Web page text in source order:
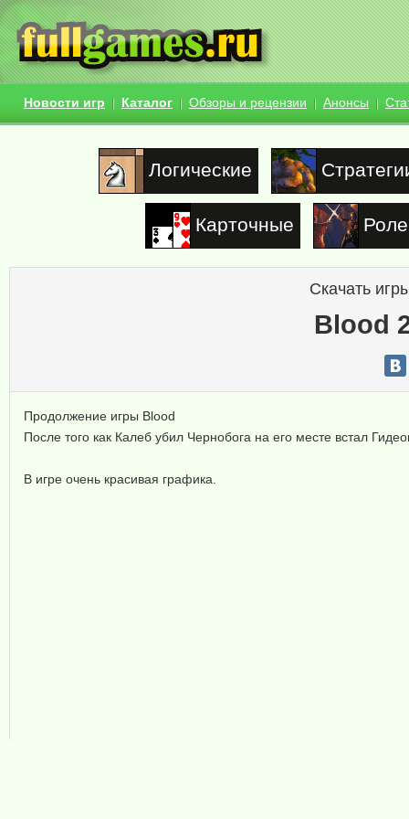
Новости игр Каталог Обзоры и рецензии Анонсы
Логические
Карточные
Скачать
Blood
Продолжение игры Blood
После того как Калеб убил Чернобога на его месте встал
В игре очень красивая графика.